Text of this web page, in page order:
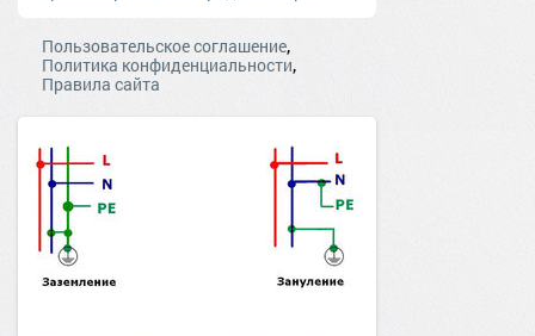
Пользовательское соглашение,
Политика конфиденциальности,
Правила сайта